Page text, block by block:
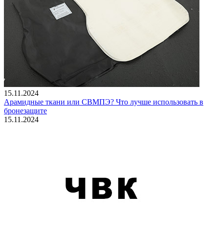
15.11.2024
Арамидные ткани или СВМПЭ? Что лучше использовать в
бронезащите
15.11.2024